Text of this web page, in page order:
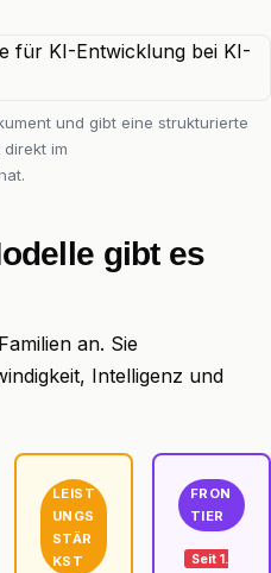
und gibt eine strukturierte
im
gibt es
an. Sie
Intelligenz und
LEIST
UNGS
STÄR
KST
FRON
TIER
Seit 1.